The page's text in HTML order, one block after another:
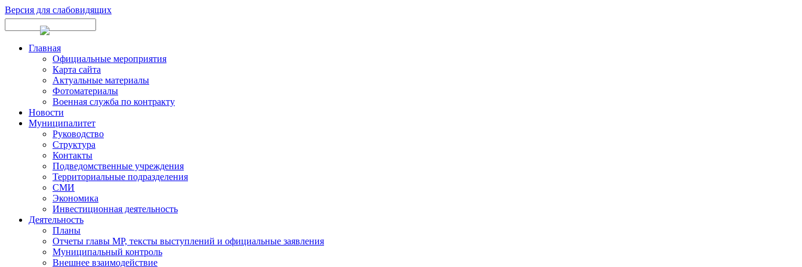
Версия для слабовидящих
Главная
Официальные мероприятия
Карта сайта
Актуальные материалы
Фотоматериалы
Военная служба по контракту
Новости
Муниципалитет
Руководство
Структура
Контакты
Подведомственные учреждения
Территориальные подразделения
СМИ
Экономика
Инвестиционная деятельность
Деятельность
Планы
Отчеты главы МР, тексты выступлений и официальные заявления
Муниципальный контроль
Внешнее взаимодействие